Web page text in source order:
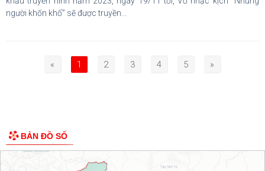
người khốn khổ” sẽ được truyền...
« 1 2 3 4 5 »
BẢN ĐỒ SỐ